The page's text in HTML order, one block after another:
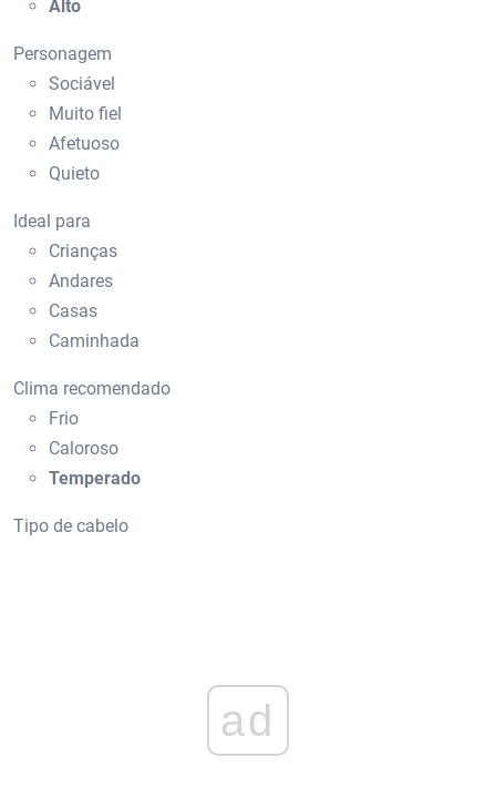
Alto
Personagem
Sociável
Muito fiel
Afetuoso
Quieto
Ideal para
Crianças
Andares
Casas
Caminhada
Clima recomendado
Frio
Caloroso
Temperado
Tipo de cabelo
ad